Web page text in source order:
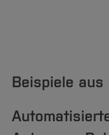
Beispiele